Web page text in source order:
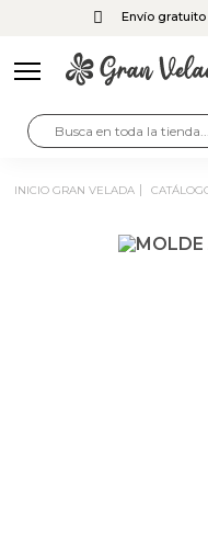
Envío
INICIO GRAN VELADA